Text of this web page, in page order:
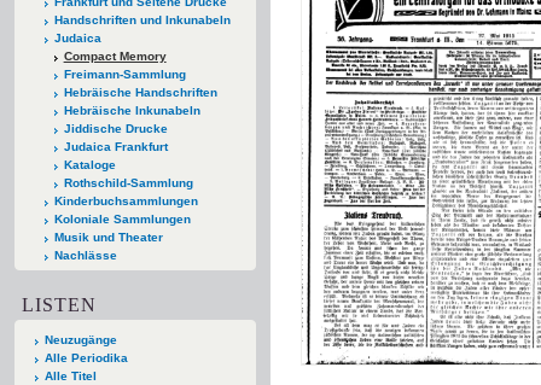
Handschriften und Inkunabeln
Judaica
Compact Memory
Freimann-Sammlung
Hebräische Handschriften
Hebräische Inkunabeln
Jiddische Drucke
Judaica Frankfurt
Kataloge
Rothschild-Sammlung
Kinderbuchsammlungen
Koloniale Sammlungen
Musik und Theater
Nachlässe
LISTEN
Neuzugänge
Alle Periodika
Alle Titel